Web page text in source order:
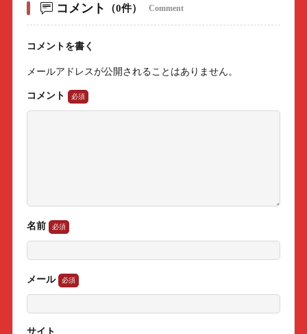
コメント （0件） Comment
コメントを書く
メールアドレスが公開されることはありません。
コメント
名前
メール
サイト